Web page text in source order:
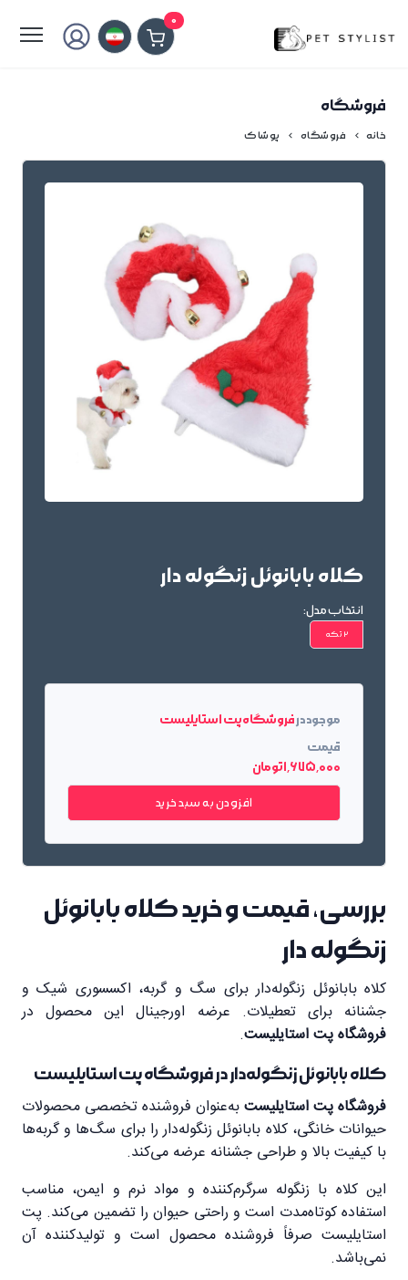
0
فروشگاه
خانه فروشگاه پوشاک
کلاه بابانوئل زنگوله دار
انتخاب مدل:
2 تکه
موجود درفروشگاه پت استایلیست
قیمت
1٬675٬000 تومان
افزودن به سبد خرید
بررسی، قیمت و خرید کلاه بابانوئل
زنگوله دار
کلاه بابانوئل زنگوله‌دار برای سگ و گربه، اکسسوری شیک و
جشنانه برای تعطیلات. عرضه اورجینال این محصول در
فروشگاه پت استایلیست.
کلاه بابانوئل زنگوله‌دار در فروشگاه پت استایلیست
فروشگاه پت استایلیستبه‌عنوان فروشنده تخصصی محصولات
حیوانات خانگی، کلاه بابانوئل زنگوله‌دار را برای سگ‌ها و گربه‌ها
با کیفیت بالا و طراحی جشنانه عرضه می‌کند.
این کلاه با زنگوله سرگرم‌کننده و مواد نرم و ایمن، مناسب
استفاده کوتاه‌مدت است و راحتی حیوان را تضمین می‌کند. پت
استایلیست صرفاً فروشنده محصول است و تولیدکننده آن
نمی‌باشد.